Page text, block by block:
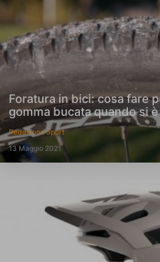
Foratura in bici: cosa fare
gomma bucata quando si
Redazione Sport
13 Maggio 2021